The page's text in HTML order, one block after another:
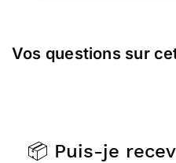
Vos questions sur
📦 Puis-je